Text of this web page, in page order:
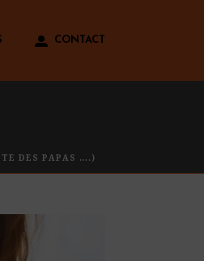
CONTACT
DES PAPAS ….)